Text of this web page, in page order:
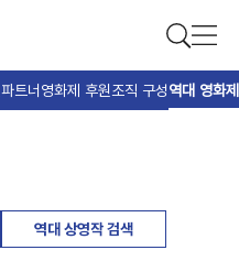
파트너 영화제 후원조직 구성역대 영화제
역대 상영작 검색